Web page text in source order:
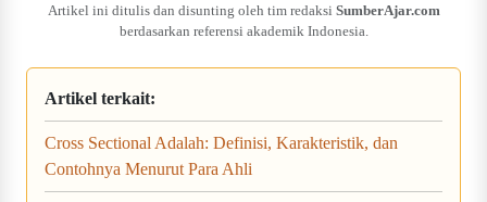
Artikel ini ditulis dan disunting oleh tim redaksi SumberAjar.com
berdasarkan referensi akademik Indonesia.
Artikel terkait:
Cross Sectional Adalah: Definisi, Karakteristik, dan
Contohnya Menurut Para Ahli